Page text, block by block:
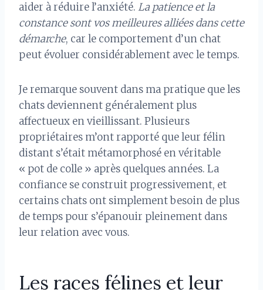
aider à réduire l’anxiété. La patience et la
constance sont vos meilleures alliées dans cette
démarche, car le comportement d’un chat
peut évoluer considérablement avec le temps.
Je remarque souvent dans ma pratique que les
chats deviennent généralement plus
affectueux en vieillissant. Plusieurs
propriétaires m’ont rapporté que leur félin
distant s’était métamorphosé en véritable
« pot de colle » après quelques années. La
confiance se construit progressivement, et
certains chats ont simplement besoin de plus
de temps pour s’épanouir pleinement dans
leur relation avec vous.
Les races félines et leur